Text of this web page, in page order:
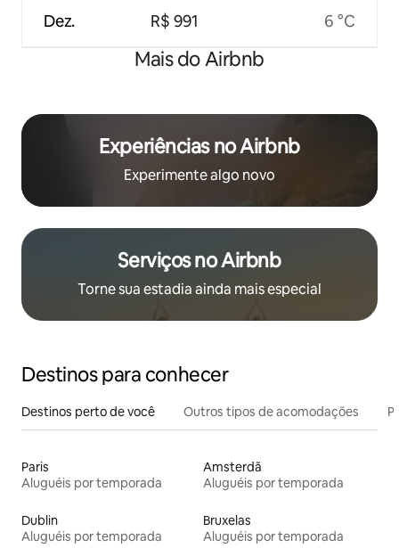
Dez. R$ 991 6 °C
Mais do Airbnb
Experiências no Airbnb
Experimente algo novo
Serviços no Airbnb
Torne sua estadia ainda mais especial
Destinos para conhecer
Destinos perto de você Outros tipos de acomodações
Paris
Aluguéis por temporada
Amsterdã
Aluguéis por temporada
Dublin
Aluguéis por temporada
Bruxelas
Aluguéis por temporada